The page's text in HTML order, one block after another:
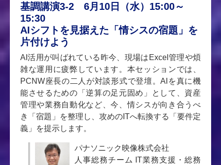
基調講演3-2 6月10日（水）15:00～
15:30
AIシフトを見据えた「情シスの宿題」を
片付けよう
AI活用が叫ばれている昨今、現場はExcel管理や煩
雑な運用に疲弊しています。本セッションでは、
PCNW座長の二人が対談形式で登壇。AIを真に機
能させるための「逆算の足元固め」として、資産
管理や業務自動化など、今、情シスが向き合うべ
き「宿題」を整理し、攻めのITへ転換する「要件定
義」を提示します。
パナソニック映像株式会社
人事総務チーム IT業務支援・総務